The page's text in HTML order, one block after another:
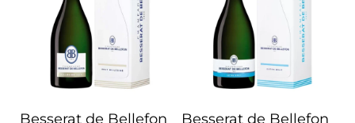
Besserat de Bellefon Besserat de Bellefon